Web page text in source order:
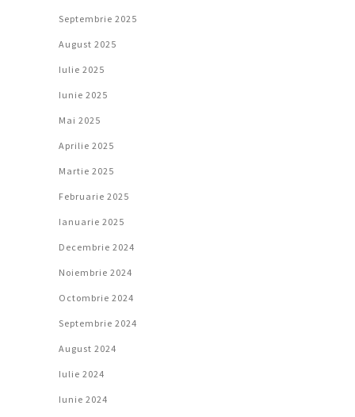
Septembrie 2025
August 2025
Iulie 2025
Iunie 2025
Mai 2025
Aprilie 2025
Martie 2025
Februarie 2025
Ianuarie 2025
Decembrie 2024
Noiembrie 2024
Octombrie 2024
Septembrie 2024
August 2024
Iulie 2024
Iunie 2024